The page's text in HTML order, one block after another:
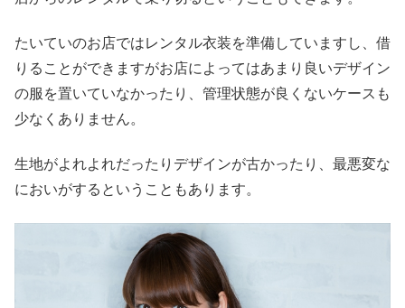
たいていのお店ではレンタル衣装を準備していますし、借
りることができますがお店によってはあまり良いデザイン
の服を置いていなかったり、管理状態が良くないケースも
少なくありません。
生地がよれよれだったりデザインが古かったり、最悪変な
においがするということもあります。